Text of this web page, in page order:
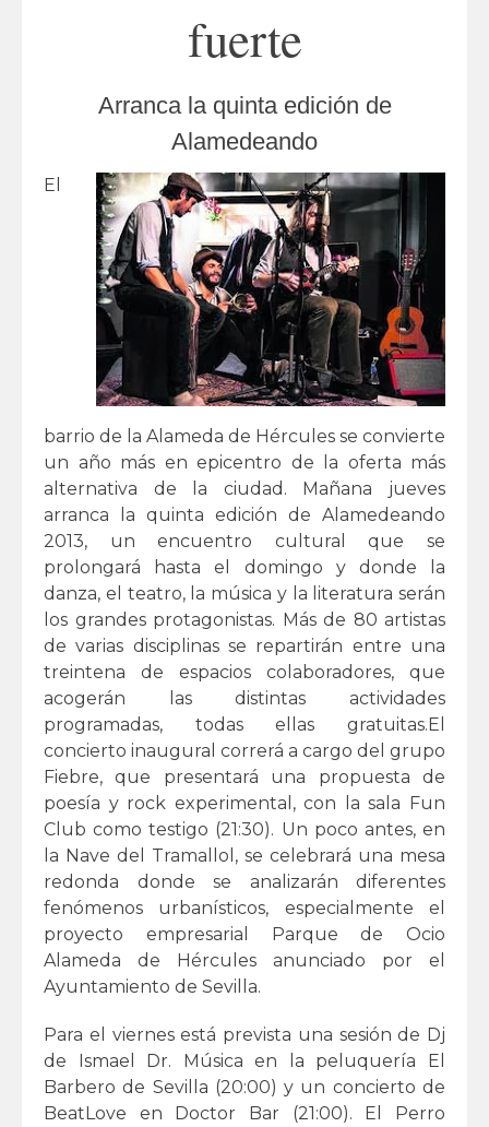
fuerte
Arranca la quinta edición de
Alamedeando
El
barrio de la Alameda de Hércules se convierte
un año más en epicentro de la oferta más
alternativa de la ciudad. Mañana jueves
arranca la quinta edición de Alamedeando
2013, un encuentro cultural que se
prolongará hasta el domingo y donde la
danza, el teatro, la música y la literatura serán
los grandes protagonistas. Más de 80 artistas
de varias disciplinas se repartirán entre una
treintena de espacios colaboradores, que
acogerán las distintas actividades
programadas, todas ellas gratuitas.El
concierto inaugural correrá a cargo del grupo
Fiebre, que presentará una propuesta de
poesía y rock experimental, con la sala Fun
Club como testigo (21:30). Un poco antes, en
la Nave del Tramallol, se celebrará una mesa
redonda donde se analizarán diferentes
fenómenos urbanísticos, especialmente el
proyecto empresarial Parque de Ocio
Alameda de Hércules anunciado por el
Ayuntamiento de Sevilla.
Para el viernes está prevista una sesión de Dj
de Ismael Dr. Música en la peluquería El
Barbero de Sevilla (20:00) y un concierto de
BeatLove en Doctor Bar (21:00). El Perro